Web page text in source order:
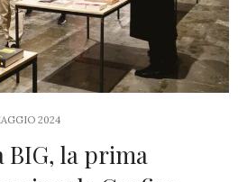
2024
BIG, la prima